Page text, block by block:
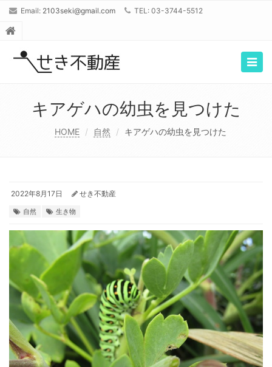
Email: 2103seki@gmail.com TEL: 03-3744-5512
キアゲハの幼虫を見つけた
HOME 自然 キアゲハの幼虫を見つけた
2022年8月17日 せき不動産
自然 生き物